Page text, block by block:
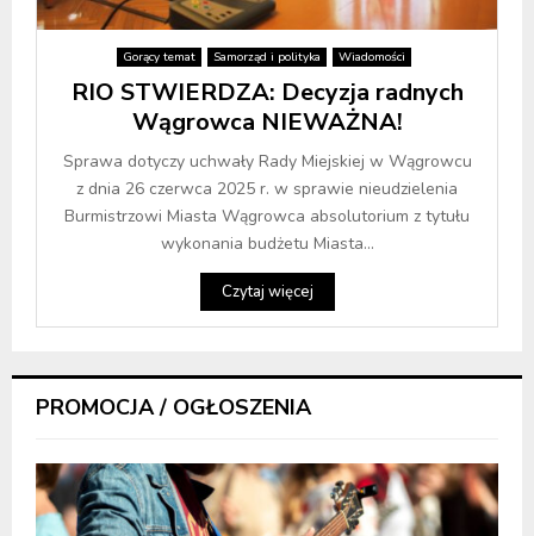
Gorący temat Samorząd i polityka Wiadomości
RIO STWIERDZA: Decyzja radnych
Wągrowca NIEWAŻNA!
Sprawa dotyczy uchwały Rady Miejskiej w Wągrowcu
z dnia 26 czerwca 2025 r. w sprawie nieudzielenia
Burmistrzowi Miasta Wągrowca absolutorium z tytułu
wykonania budżetu Miasta...
Czytaj więcej
PROMOCJA / OGŁOSZENIA